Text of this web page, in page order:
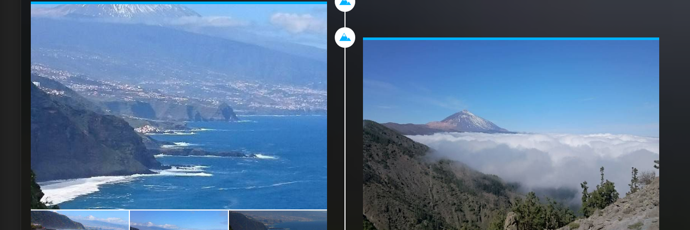
nous offre du Baleys fait maison.